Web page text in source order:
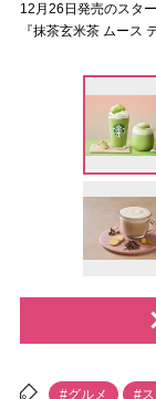
12月26日発売のスタ
『抹茶玄米茶 ムース
#グルメ #